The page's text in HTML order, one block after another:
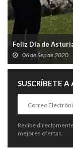
Feliz Día de
06 de Sep de 2020
SUSCRÍBETE
Recibe
mejores ofertas.